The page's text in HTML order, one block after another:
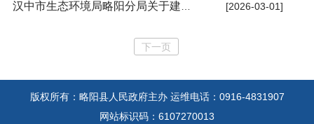
汉中市生态环境局略阳分局关于建设项目环境影响评价文件审批决定... [2026-03-01]
下一页
版权所有：略阳县人民政府主办 运维电话：0916-4831907
网站标识码：6107270013